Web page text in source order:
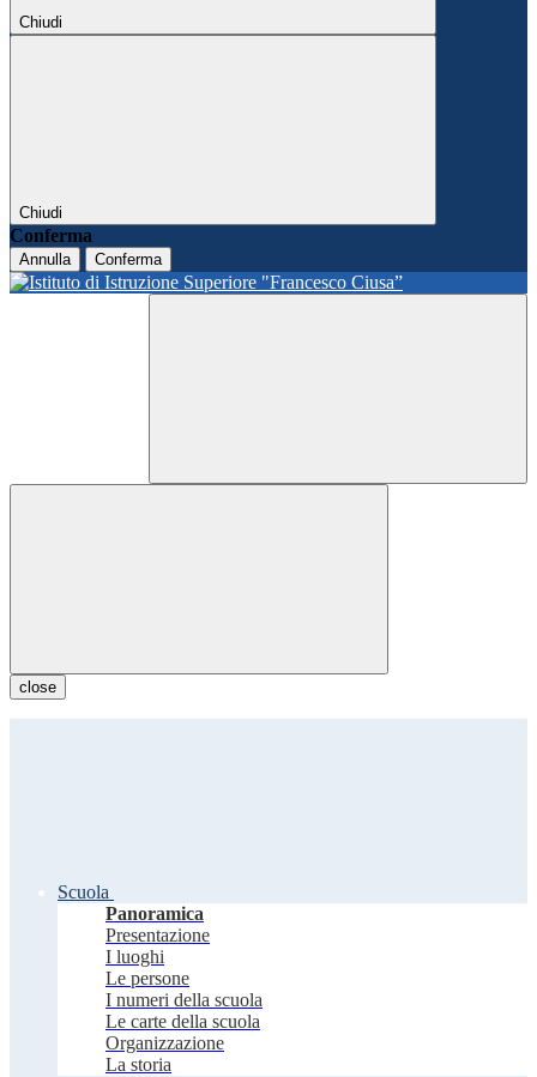
Chiudi
Chiudi
Conferma
Annulla Conferma
close
Scuola
Panoramica
Presentazione
I luoghi
Le persone
I numeri della scuola
Le carte della scuola
Organizzazione
La storia